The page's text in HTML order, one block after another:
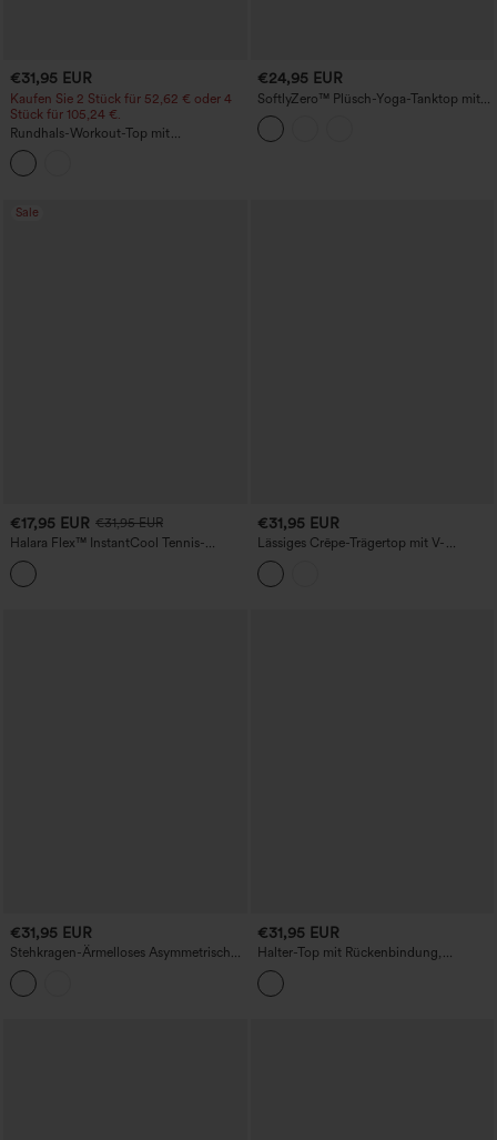
€31,95 EUR
Kaufen Sie 2 Stück für 52,62 € oder 4
Stück für 105,24 €.
Rundhals-Workout-Top mit
Leopardenprint
€24,95 EUR
SoftlyZero™ Plüsch-Yoga-Tanktop mit
Cut-out für DD-F-Cupgrößen
Sale
€17,95 EUR €31,95 EUR
Halara Flex™ InstantCool Tennis-
Tanktop aus gewaschenem Denim
€31,95 EUR
Lässiges Crêpe-Trägertop mit V-
Ausschnitt und Reißverschluss.
€31,95 EUR
Stehkragen-Ärmelloses Asymmetrisches
Rüschen-Saum Casual Top
€31,95 EUR
Halter-Top mit Rückenbindung,
integriertem BH und Raffung, lässiges
Tanktop